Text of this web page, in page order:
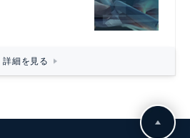
詳細を見る